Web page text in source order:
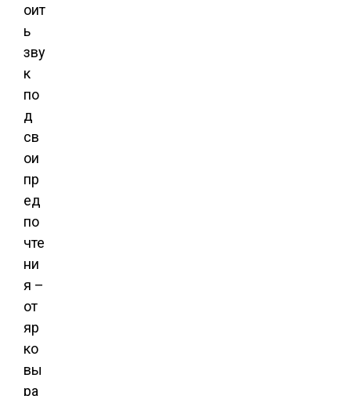
оит
ь
зву
к
по
д
св
ои
пр
ед
по
чте
ни
я –
от
яр
ко
вы
ра